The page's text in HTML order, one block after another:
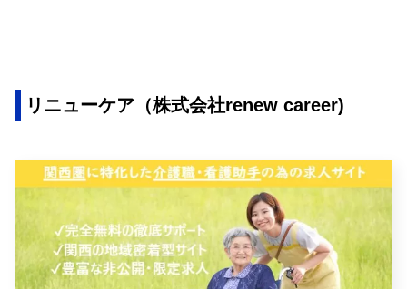
リニューケア（株式会社renew career)